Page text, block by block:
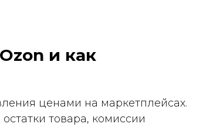
и как
ценами на маркетплейсах.
товара, комиссии